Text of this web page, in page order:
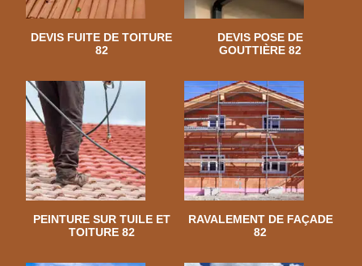
DEVIS FUITE DE TOITURE
82
DEVIS POSE DE
GOUTTIÈRE 82
PEINTURE SUR TUILE ET
TOITURE 82
RAVALEMENT DE FAÇADE
82